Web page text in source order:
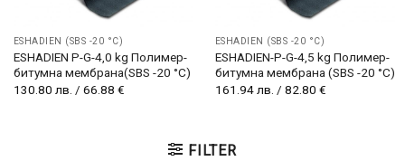
FILTER
ESHADIEN (SBS -20 °C)
ESHADIEN P-G-4,0 kg Полимер-
битумна мембрана(SBS -20 °C)
130.80 лв. / 66.88 €
ESHADIEN (SBS -20 °C)
ESHADIEN-P-G-4,5 kg Полимер-
битумна мембрана (SBS -20 °C)
161.94 лв. / 82.80 €